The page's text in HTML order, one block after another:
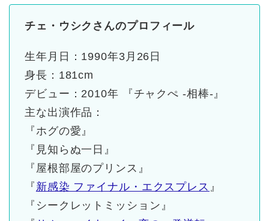
チェ・ウシクさんのプロフィール
生年月日：1990年3月26日
身長：181cm
デビュー：2010年 『チャクぺ -相棒-』
主な出演作品：
『ホグの愛』
『見知らぬ一日』
『屋根部屋のプリンス』
『 新感染 ファイナル・エクスプレス 』
『シークレットミッション』